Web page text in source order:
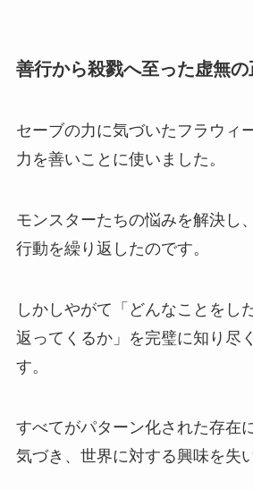
善行から殺戮へ至った虚無の
セーブの力に気づいたフラウィ
力を善いことに使いました。
モンスターたちの悩みを解決し
行動を繰り返したのです。
しかしやがて「どんなことをし
返ってくるか」を完璧に知り尽
す。
すべてがパターン化された存在
気づき、世界に対する興味を失